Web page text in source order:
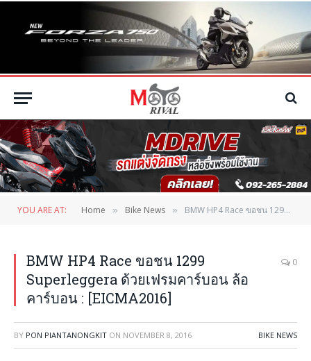
YOU ARE AT: Home » Bike News » BMW HP4 Race ขอชน 1299 Superleggera ด้วยเฟรมคาร์บอน ล้อคาร์บอน : [EICMA2016]
BMW HP4 Race ขอชน 1299
Superleggera ด้วยเฟรมคาร์บอน ล้อ
คาร์บอน : [EICMA2016]
0
BY PON PIANTANONGKIT ON NOVEMBER 8, 2016 BIKE NEWS